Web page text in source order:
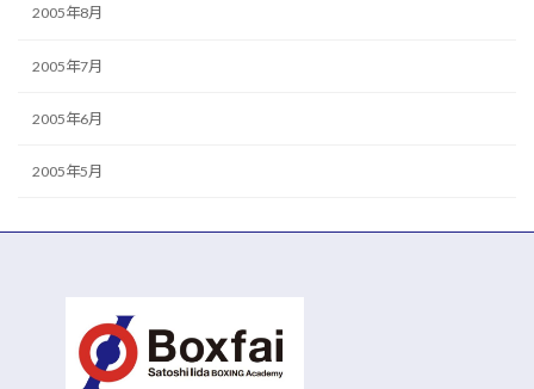
2005年8月
2005年7月
2005年6月
2005年5月